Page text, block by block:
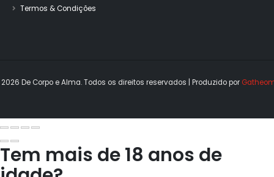
Termos & Condições
De Corpo e Alma. Todos os direitos reservados | Produzido por
Tem mais de 18 anos de